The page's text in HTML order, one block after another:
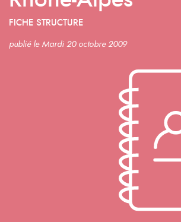
FICHE STRUCTURE
publié le Mardi 20 octobre 2009